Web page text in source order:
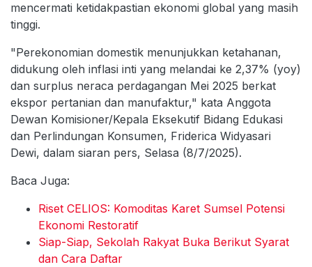
mencermati ketidakpastian ekonomi global yang masih
tinggi.
"Perekonomian domestik menunjukkan ketahanan,
didukung oleh inflasi inti yang melandai ke 2,37% (yoy)
dan surplus neraca perdagangan Mei 2025 berkat
ekspor pertanian dan manufaktur," kata Anggota
Dewan Komisioner/Kepala Eksekutif Bidang Edukasi
dan Perlindungan Konsumen, Friderica Widyasari
Dewi, dalam siaran pers, Selasa (8/7/2025).
Baca Juga:
Riset CELIOS: Komoditas Karet Sumsel Potensi
Ekonomi Restoratif
Siap-Siap, Sekolah Rakyat Buka Berikut Syarat
dan Cara Daftar